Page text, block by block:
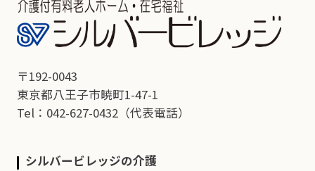
〒192-0043
東京都八王子市暁町1-47-1
Tel：042-627-0432（代表電話）
シルバービレッジの介護